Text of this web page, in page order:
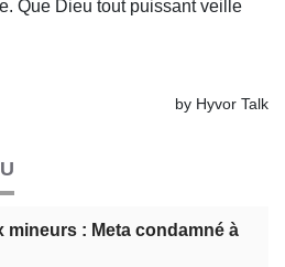
mineurs : Meta condamné à